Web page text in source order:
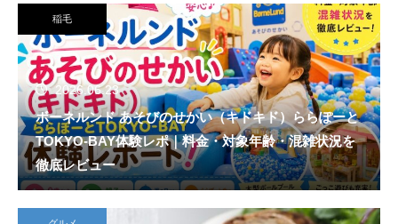
稲毛
2026.06.23
ボーネルンド あそびのせかい（キドキド）ららぽーと
TOKYO-BAY体験レポ｜料金・対象年齢・混雑状況を
徹底レビュー